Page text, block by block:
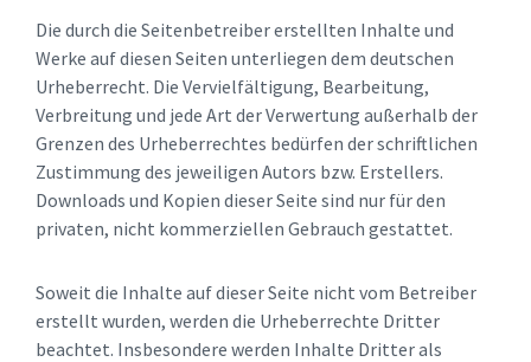
Die durch die Seitenbetreiber erstellten Inhalte und
Werke auf diesen Seiten unterliegen dem deutschen
Urheberrecht. Die Vervielfältigung, Bearbeitung,
Verbreitung und jede Art der Verwertung außerhalb der
Grenzen des Urheberrechtes bedürfen der schriftlichen
Zustimmung des jeweiligen Autors bzw. Erstellers.
Downloads und Kopien dieser Seite sind nur für den
privaten, nicht kommerziellen Gebrauch gestattet.
Soweit die Inhalte auf dieser Seite nicht vom Betreiber
erstellt wurden, werden die Urheberrechte Dritter
beachtet. Insbesondere werden Inhalte Dritter als